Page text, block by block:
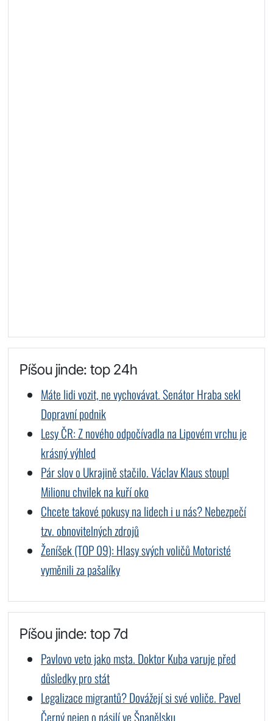
Píšou jinde: top 24h
Máte lidi vozit, ne vychovávat. Senátor Hraba sekl
Dopravní podnik
Lesy ČR: Z nového odpočívadla na Lipovém vrchu je
krásný výhled
Pár slov o Ukrajině stačilo. Václav Klaus stoupl
Milionu chvilek na kuří oko
Chcete takové pokusy na lidech i u nás? Nebezpečí
tzv. obnovitelných zdrojů
Ženíšek (TOP 09): Hlasy svých voličů Motoristé
vyměnili za pašalíky
Píšou jinde: top 7d
Pavlovo veto jako msta. Doktor Kuba varuje před
důsledky pro stát
Legalizace migrantů? Dovážejí si své voliče. Pavel
Černý nejen o násilí ve Španělsku